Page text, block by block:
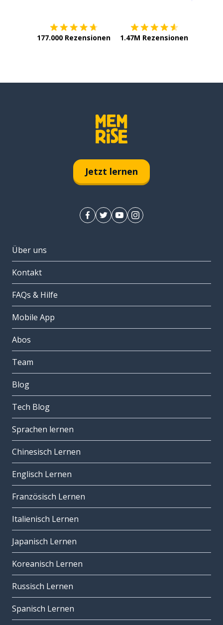
177.000 Rezensionen 1.47M Rezensionen
Jetzt lernen
Über uns
Kontakt
FAQs & Hilfe
Mobile App
Abos
Team
Blog
Tech Blog
Sprachen lernen
Chinesisch Lernen
Englisch Lernen
Französisch Lernen
Italienisch Lernen
Japanisch Lernen
Koreanisch Lernen
Russisch Lernen
Spanisch Lernen